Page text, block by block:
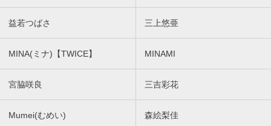
益若つばさ 三上悠亜
MINA(ミナ)【TWICE】 MINAMI
宮脇咲良 三吉彩花
Mumei(むめい) 森絵梨佳